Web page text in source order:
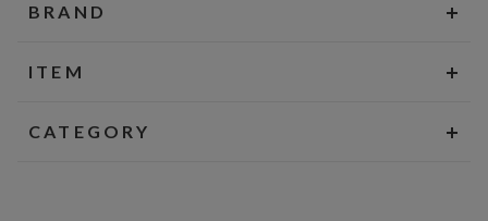
BRAND
ITEM
CATEGORY